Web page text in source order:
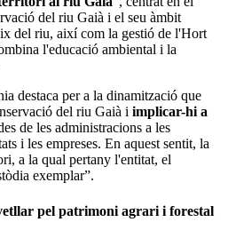
del riu Gaià i el seu àmbit
del riu, així com la gestió de l'Hort
l'educació ambiental i la
destaca per a la dinamització que
del riu Gaià i implicar-hi a
de les administracions a les
i les empreses. En aquest sentit, la
a la qual pertany l'entitat, el
exemplar”.
pel patrimoni agrari i forestal